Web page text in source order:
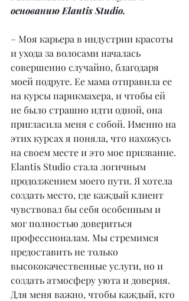
основанию Elantis Studio.
– Моя карьера в индустрии красоты
и ухода за волосами началась
совершенно случайно, благодаря
моей подруге. Ее мама отправила ее
на курсы парикмахера, и чтобы ей
не было страшно идти одной, она
пригласила меня с собой. Именно на
этих курсах я поняла, что нахожусь
на своем месте и это мое призвание.
Elantis Studio стала логичным
продолжением моего пути. Я хотела
создать место, где каждый клиент
чувствовал бы себя особенным и
мог полностью довериться
профессионалам. Мы стремимся
предоставить не только
высококачественные услуги, но и
создать атмосферу уюта и доверия.
Для меня важно, чтобы каждый, кто